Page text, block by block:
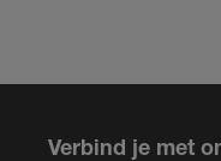
Verbind je met